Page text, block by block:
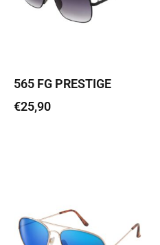
565 FG PRESTIGE
€25,90